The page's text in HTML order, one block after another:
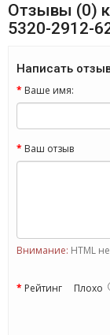
Отзывы (0)
5320-2912-
Написать
Ваше имя:
Ваш отзыв
Внимание: HTML
Рейтинг Плохо